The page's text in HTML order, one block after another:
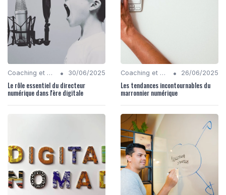
Coaching et Conseil en Stratégie Numérique • 30/06/2025
Le rôle essentiel du directeur
numérique dans l'ère digitale
Coaching et Conseil en Stratégie Numérique • 26/06/2025
Les tendances incontournables du
marronnier numérique